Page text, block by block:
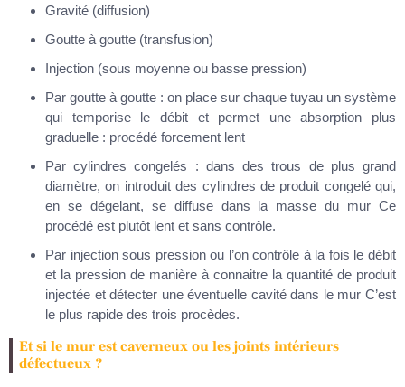
Gravité (diffusion)
Goutte à goutte (transfusion)
Injection (sous moyenne ou basse pression)
Par goutte à goutte : on place sur chaque tuyau un système
qui temporise le débit et permet une absorption plus
graduelle : procédé forcement lent
Par cylindres congelés : dans des trous de plus grand
diamètre, on introduit des cylindres de produit congelé qui,
en se dégelant, se diffuse dans la masse du mur Ce
procédé est plutôt lent et sans contrôle.
Par injection sous pression ou l’on contrôle à la fois le débit
et la pression de manière à connaitre la quantité de produit
injectée et détecter une éventuelle cavité dans le mur C’est
le plus rapide des trois procèdes.
Et si le mur est caverneux ou les joints intérieurs
défectueux ?